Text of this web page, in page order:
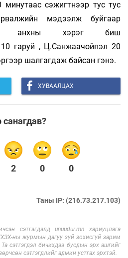
сэжигтнээр тус тус
мэдээлж буйгаар
анхны хэрэг биш
гаруй , Ц.Санжаачойпэл 20
шалгагдаж байсан гэнэ.
ХУВААЛЦАХ
2 0 0
Таны IP: (216.73.217.103)
сэтгэгдэлд unuudur.mn хариуцлага
ны журмын дагуу зүй зохисгүй зарим
Та сэтгэгдэл бичихдээ бусдын эрх ашгийг
сэтгэгдлийг админ устгах эрхтэй.